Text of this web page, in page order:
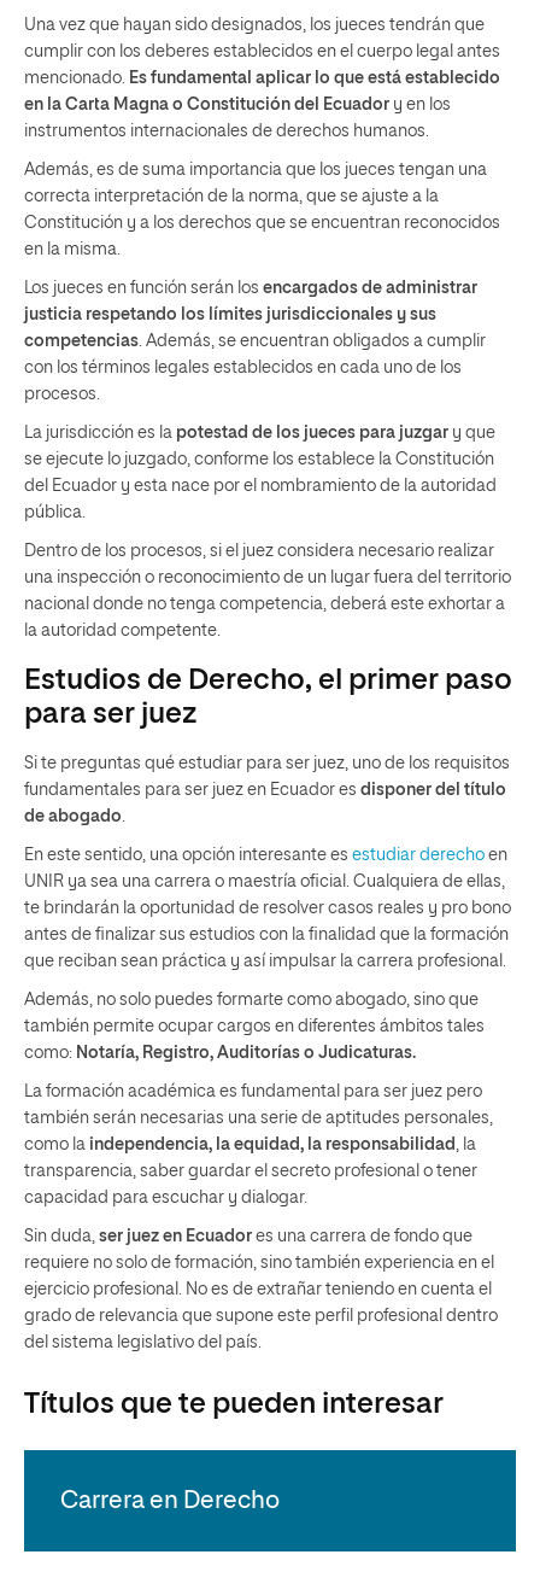
Una vez que hayan sido designados, los jueces tendrán que
cumplir con los deberes establecidos en el cuerpo legal antes
mencionado. Es fundamental aplicar lo que está establecido
en la Carta Magna o Constitución del Ecuador y en los
instrumentos internacionales de derechos humanos.
Además, es de suma importancia que los jueces tengan una
correcta interpretación de la norma, que se ajuste a la
Constitución y a los derechos que se encuentran reconocidos
en la misma.
Los jueces en función serán los encargados de administrar
justicia respetando los límites jurisdiccionales y sus
competencias . Además, se encuentran obligados a cumplir
con los términos legales establecidos en cada uno de los
procesos.
La jurisdicción es la potestad de los jueces para juzgar y que
se ejecute lo juzgado, conforme los establece la Constitución
del Ecuador y esta nace por el nombramiento de la autoridad
pública.
Dentro de los procesos, si el juez considera necesario realizar
una inspección o reconocimiento de un lugar fuera del territorio
nacional donde no tenga competencia, deberá este exhortar a
la autoridad competente.
Estudios de Derecho, el primer paso
para ser juez
Si te preguntas qué estudiar para ser juez, uno de los requisitos
fundamentales para ser juez en Ecuador es disponer del título
de abogado
En este sentido, una opción interesante es estudiar derecho en
UNIR ya sea una carrera o maestría oficial. Cualquiera de ellas,
te brindarán la oportunidad de resolver casos reales y pro bono
antes de finalizar sus estudios con la finalidad que la formación
que reciban sean práctica y así impulsar la carrera profesional.
Además, no solo puedes formarte como abogado, sino que
también permite ocupar cargos en diferentes ámbitos tales
como: Notaría, Registro, Auditorías o Judicaturas.
La formación académica es fundamental para ser juez pero
también serán necesarias una serie de aptitudes personales,
como la independencia, la equidad, la responsabilidad
, la
transparencia, saber guardar el secreto profesional o tener
capacidad para escuchar y dialogar.
Sin duda, ser juez en Ecuador es una carrera de fondo que
requiere no solo de formación, sino también experiencia en el
ejercicio profesional. No es de extrañar teniendo en cuenta el
grado de relevancia que supone este perfil profesional dentro
del sistema legislativo del país.
Títulos que te pueden interesar
Carrera en Derecho